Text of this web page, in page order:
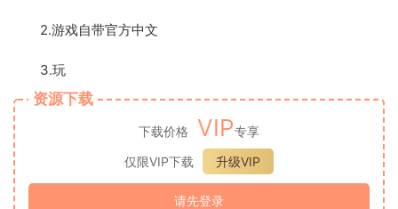
2.游戏自带官方中文
3.玩
资源下载
下载价格 VIP专享
仅限VIP下载
升级VIP
请先登录